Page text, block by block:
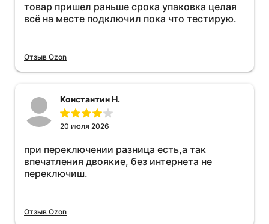
товар пришел раньше срока упаковка целая
всё на месте подключил пока что тестирую.
Отзыв Ozon
Константин Н.
20 июля 2026
при переключении разница есть,а так
впечатления двоякие, без интернета не
переключиш.
Отзыв Ozon